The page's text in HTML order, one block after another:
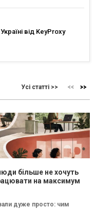
від KeyProxy
Усі статті >>
більше не хочуть
на максимум
дуже просто: чим